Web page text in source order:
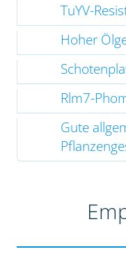
TuYV-
Hoher
Rlm7-
Gute